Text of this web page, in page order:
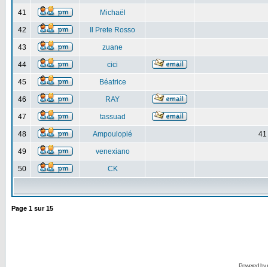
41 Michaël
42 Il Prete Rosso
43 zuane
44 cici
45 Béatrice
46 RAY
47 tassuad
48 Ampoulopié 41
49 venexiano
50 CK
Page 1 sur15
Powered by